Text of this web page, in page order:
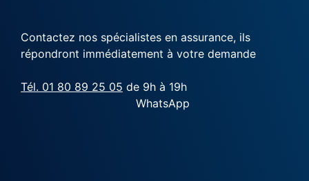
Contactez nos spécialistes en assurance, ils
répondront immédiatement à votre demande
Tél. 01 80 89 25 05 de 9h à 19h
WhatsApp